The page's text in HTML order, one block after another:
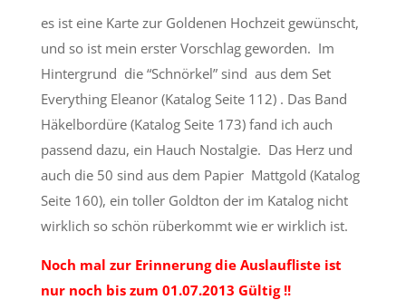
es ist eine Karte zur Goldenen Hochzeit gewünscht,
und so ist mein erster Vorschlag geworden. Im
Hintergrund die “Schnörkel” sind aus dem Set
Everything Eleanor (Katalog Seite 112) . Das Band
Häkelbordüre (Katalog Seite 173) fand ich auch
passend dazu, ein Hauch Nostalgie. Das Herz und
auch die 50 sind aus dem Papier Mattgold (Katalog
Seite 160), ein toller Goldton der im Katalog nicht
wirklich so schön rüberkommt wie er wirklich ist.
Noch mal zur Erinnerung die Auslaufliste ist
nur noch bis zum 01.07.2013 Gültig !!